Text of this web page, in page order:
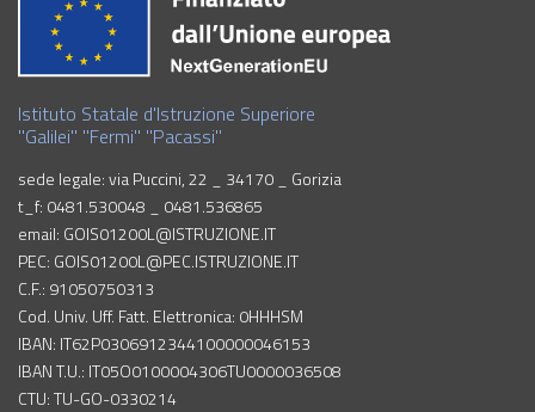
Istituto Statale d'Istruzione Superiore
"Galilei" "Fermi" "Pacassi"
sede legale: via Puccini, 22 _ 34170 _ Gorizia
t_f: 0481.530048 _ 0481.536865
email: GOIS01200L@ISTRUZIONE.IT
PEC: GOIS01200L@PEC.ISTRUZIONE.IT
C.F.: 91050750313
Cod. Univ. Uff. Fatt. Elettronica: 0HHHSM
IBAN: IT62P0306912344100000046153
IBAN T.U.: IT05O0100004306TU0000036508
CTU: TU-GO-0330214